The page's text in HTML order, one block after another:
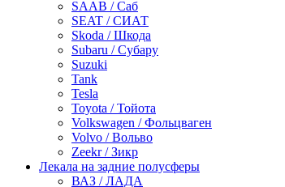
SAAB / Саб
SEAT / СИАТ
Skoda / Шкода
Subaru / Субару
Suzuki
Tank
Tesla
Toyota / Тойота
Volkswagen / Фольцваген
Volvo / Вольво
Zeekr / Зикр
Лекала на задние полусферы
ВАЗ / ЛАДА